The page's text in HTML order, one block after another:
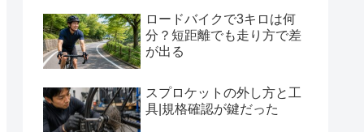
ロードバイクで3キロは何
分？短距離でも走り方で差
が出る
スプロケットの外し方と工
具|規格確認が鍵だった